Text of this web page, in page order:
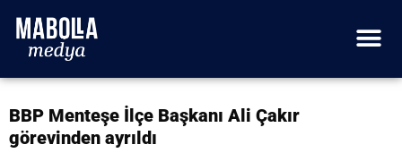
BBP Menteşe İlçe Başkanı Ali Çakır
görevinden ayrıldı